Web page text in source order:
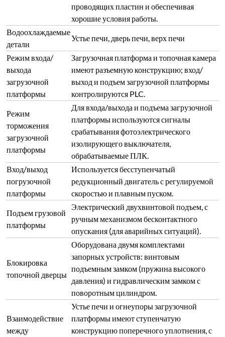
проводящих пластин и обеспечивая
хорошие условия работы.
Водоохлаждаемые
детали
Устье печи, дверь печи, верх печи
Режим входа/
выхода
загрузочной
платформы
Загрузочная платформа и топочная камера
имеют разъемную конструкцию; вход/
выход и подъем загрузочной платформы
контролируются PLC.
Режим
торможения
загрузочной
платформы
Для входа/выхода и подъема загрузочной
платформы используются сигналы
срабатывания фотоэлектрического
изолирующего выключателя,
обрабатываемые ПЛК.
Вход/выход
погрузочной
платформы
Используется бесступенчатый
редукционный двигатель с регулируемой
скоростью и плавным пуском.
Подъем грузовой
платформы
Электрический двухвинтовой подъем, с
ручным механизмом бесконтактного
опускания (для аварийных ситуаций).
Блокировка
топочной дверцы
Оборудована двумя комплектами
запорных устройств: винтовым
подъемным замком (пружина высокого
давления) и гидравлическим замком с
поворотным цилиндром.
Взаимодействие
между
Устье печи и огнеупоры загрузочной
платформы имеют ступенчатую
конструкцию поперечного уплотнения, с